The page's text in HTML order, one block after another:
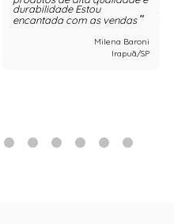
durabilidade Estou
encantada com as vendas
Milena Baroni
Irapuã/SP